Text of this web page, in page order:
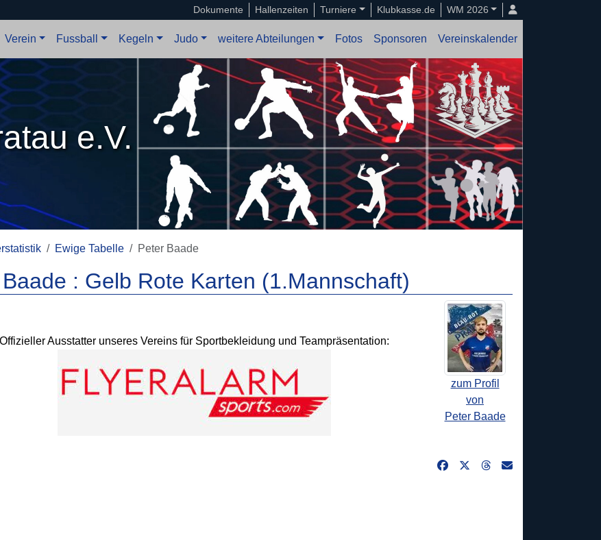
Dokumente Hallenzeiten Turniere Klubkasse.de WM 2026
Verein Fussball Kegeln Judo weitere Abteilungen Fotos Sponsoren Vereinskalender
e.V.
Ewige Tabelle Peter Baade
: Gelb Rote Karten (1.Mannschaft)
zum Profil
von
Peter Baade
Offizieller Ausstatter unseres Vereins für Sportbekleidung und Teampräsentation: